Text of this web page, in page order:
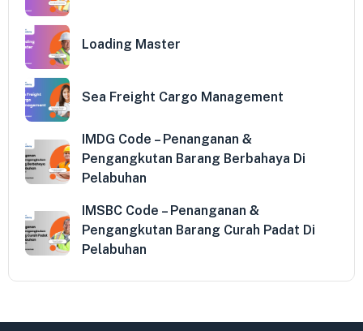
Loading Master
Sea Freight Cargo Management
IMDG Code – Penanganan &
Pengangkutan Barang Berbahaya Di
Pelabuhan
IMSBC Code – Penanganan &
Pengangkutan Barang Curah Padat Di
Pelabuhan